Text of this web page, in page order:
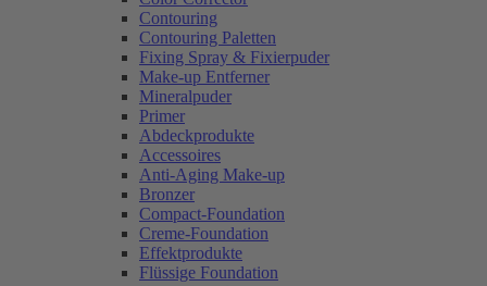
Contouring
Contouring Paletten
Fixing Spray & Fixierpuder
Make-up Entferner
Mineralpuder
Primer
Abdeckprodukte
Accessoires
Anti-Aging Make-up
Bronzer
Compact-Foundation
Creme-Foundation
Effektprodukte
Flüssige Foundation